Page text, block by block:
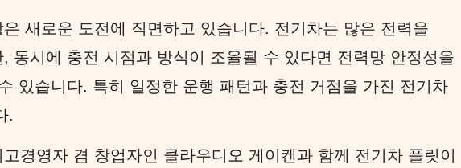
새로운 도전에 직면하고 있습니다. 전기차는 많은 전력을
동시에 충전 시점과 방식이 조율될 수 있다면 전력망 안정성을
있습니다. 특히 일정한 운행 패턴과 충전 거점을 가진 전기차
.
경영자 겸 창업자인 클라우디오 게이켄과 함께 전기차 플릿이